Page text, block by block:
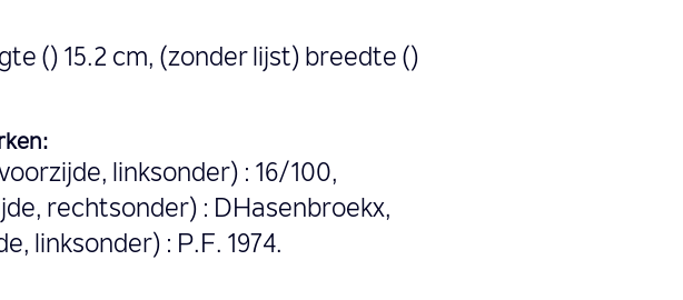
() 15.2 cm, (zonder lijst) breedte ()
linksonder) : 16/100,
rechtsonder) : DHasenbroekx,
linksonder) : P.F. 1974.